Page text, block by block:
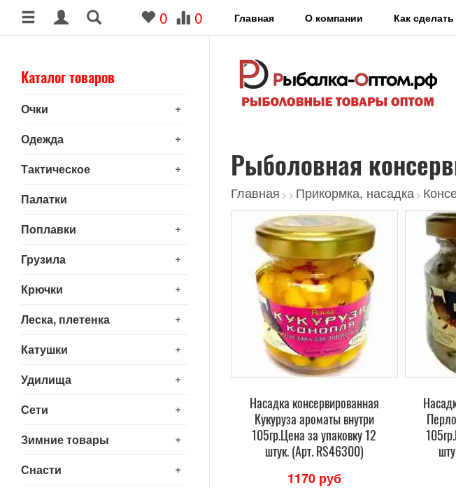
0 0 Главная О компании Как сделать
Каталог товаров
+
Очки
+
Одежда
+
Тактическое
Палатки
+
Поплавки
+
Грузила
+
Крючки
+
Леска, плетенка
+
Катушки
+
Удилища
+
Сети
+
Зимние товары
+
Снасти
Рыболовная
Главная > > Прикормка, насадка >
Насадка консервированная
Кукуруза ароматы внутри
105гр.Цена за упаковку 12
штук. (Арт. RS46300)
1170 руб